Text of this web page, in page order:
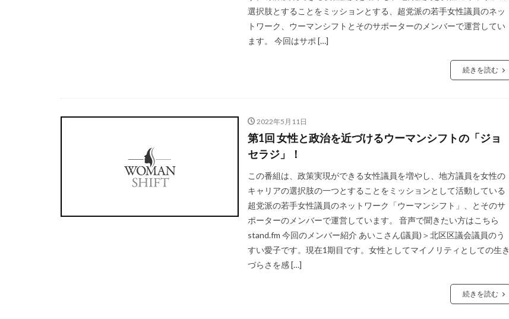
選択肢とすることをミッションとする、超党派の若手女性議員のネッ
トワーク、ウーマンシフトとそのサポーターのメンバーで運営してい
ます。 今回はサポ […]
続きを読む
2022年5月11日
第1回 女性と政治を近づけるウーマンシフトの「ジョ
セラジ」！
この番組は、政策実現ができる女性議員を増やし、地方議員を女性の
キャリアの選択肢の一つとすることをミッションとして活動している
超党派の若手女性議員のネットワーク「ウーマンシフト」、とそのサ
ポーターのメンバーで運営しています。 音声で聞きたい方はこちら
stand.fm 今回のメンバー紹介 あいこさん(議員)＞北区区議会議員のう
すい愛子です。現在1期目です。女性としてマイノリティとしての生き
づらさを感 […]
続きを読む